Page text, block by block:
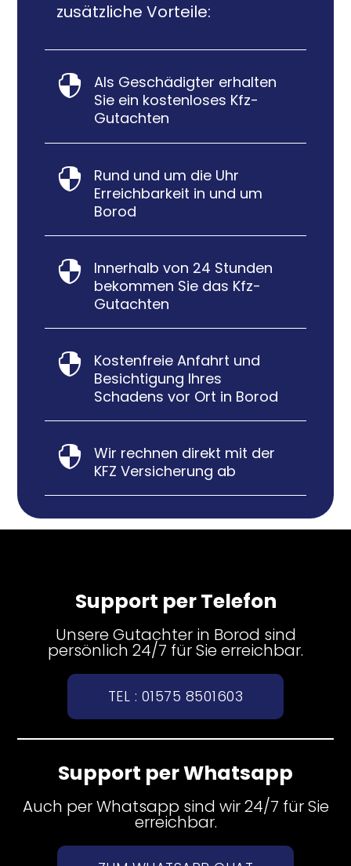
zusätzliche Vorteile:

Als Geschädigter erhalten
Sie ein kostenloses Kfz-
Gutachten

Rund und um die Uhr
Erreichbarkeit in und um
Borod

Innerhalb von 24 Stunden
bekommen Sie das Kfz-
Gutachten

Kostenfreie Anfahrt und
Besichtigung Ihres
Schadens vor Ort in Borod

Wir rechnen direkt mit der
KFZ Versicherung ab
Support per Telefon
Unsere Gutachter in Borod sind
persönlich 24/7 für Sie erreichbar.
TEL : 01575 8501603
Support per Whatsapp
Auch per Whatsapp sind wir 24/7 für Sie
erreichbar.